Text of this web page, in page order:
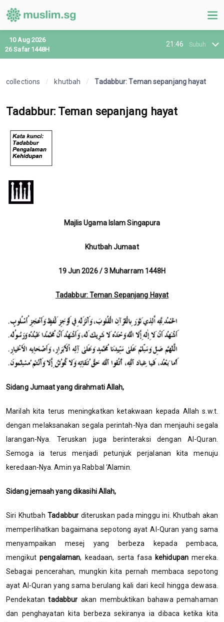
21:46 Subuh
10 Aug 2026
26 Safar 1448H
collections / khutbah / Tadabbur: Teman sepanjang hayat
Tadabbur: Teman sepanjang hayat
Majlis Ugama Islam Singapura
Khutbah Jumaat
19 Jun 2026 / 3 Muharram 1448H
Tadabbur: Teman Sepanjang Hayat
Sidang Jumaat yang dirahmati Allah,
Marilah kita terus meningkatkan ketakwaan kepada Allah s.w.t.
dengan melaksanakan segala perintah-Nya dan menjauhi segala
larangan-Nya. Teruskan juga berinteraksi dengan Al-Quran.
Semoga ia terus menjadi petunjuk perjalanan kita menuju
keredaan-Nya. Amin ya Rabbal ‘Alamin.
Sidang jemaah yang dikasihi Allah,
Siri KhutbahTadabbur diteruskan pada minggu ini. Khutbah akan
memperlihatkan bagaimana sepotong ayat Al-Quran yang sama
menyampaikan mesej yang berbeza kepada pembaca,
mengikutpengalaman, keadaan, serta fasa kehidupan mereka.
Sebagai pencerahan, mungkin kita pernah membaca sepotong
ayat Al-Quran yang sama berulang kali dari kecil hingga dewasa.
Pendekatantadabbur akan membuktikan bahawa pemahaman
dan penghayatan kita berbeza sekiranya ia dibaca ketika kita